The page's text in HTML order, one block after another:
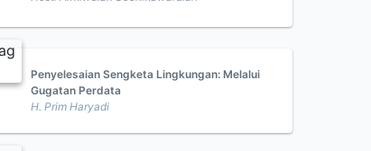
Penyelesaian Sengketa Lingkungan: Melalui
Gugatan Perdata
H. Prim Haryadi